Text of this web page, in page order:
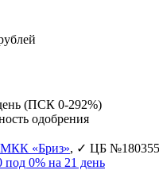
(ПСК 0-292%)
одобрения
«Бриз», ✓ ЦБ
под 0% на 21 день